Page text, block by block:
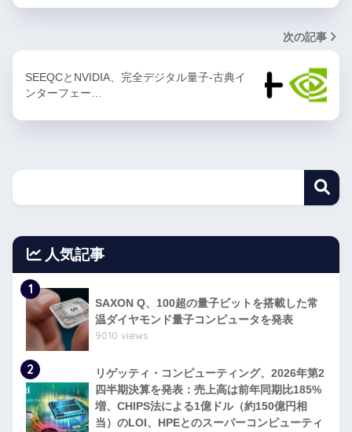
次の記事
SEEQCとNVIDIA、完全デジタル量子-古典イ
ンターフェー…
人気記事
1
SAXON Q、100超の量子ビットを搭載した常
温ダイヤモンド量子コンピュータを発表
9010 views
2
リゲッティ・コンピューティング、2026年第2
四半期決算を発表：売上高は前年同期比185%
増、CHIPS法による1億ドル（約150億円相
当）のLOI、HPEとのスーパーコンピューティ